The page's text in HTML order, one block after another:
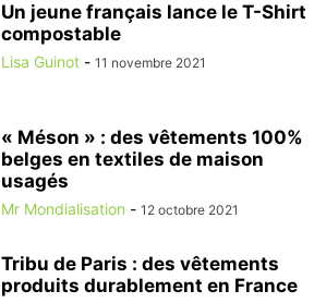
Un jeune français lance le T-Shirt
compostable
Lisa Guinot - 11 novembre 2021
« Méson » : des vêtements 100%
belges en textiles de maison
usagés
Mr Mondialisation - 12 octobre 2021
Tribu de Paris : des vêtements
produits durablement en France